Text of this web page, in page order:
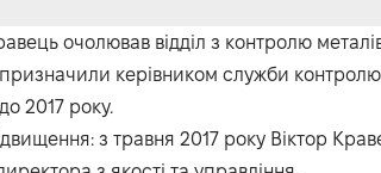
очолював відділ з контролю
керівником служби контролю
2017 року.
з травня 2017 року Віктор